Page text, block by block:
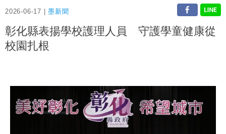
2026-06-17 |墨新聞
彰化縣表揚學校護理人員 守護學童健康從
校園扎根